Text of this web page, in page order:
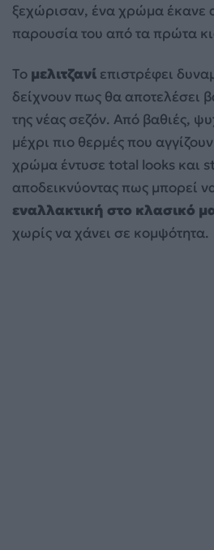
ξεχώρισαν, ένα χρώμα έκανε
παρουσία του από τα πρώτα
Το μελιτζανί επιστρέφει
δείχνουν πως θα αποτελέσει
της νέας σεζόν. Από βαθιές,
μέχρι πιο θερμές που
χρώμα έντυσε total looks και
αποδεικνύοντας πως μπορεί
εναλλακτική στο κλασικό
χωρίς να χάνει σε κομψότητα.